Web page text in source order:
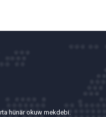
hünär okuw mekdebi.